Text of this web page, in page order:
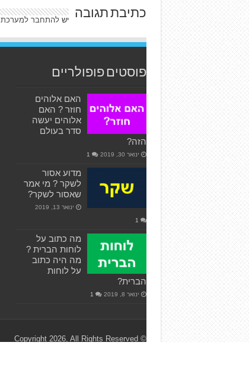
כתיבת תגובה ישלהתחבר למערכת
פוסטים פופולריים
האם אלוהים
חוזר ? האם
אלוהים יעשה
סדר בעולם
הזה?
ינואר 30, 2019 1
מדוע אסור
לשקר ? מי אמר
שאסור לשקר?
ינואר 13, 2019
1
מה כתוב על
לוחות הברית ?
מה היה כתוב
על לוחות
הברית?
ינואר 8, 2019 1
© Copyright 2026, All Rights Reserved